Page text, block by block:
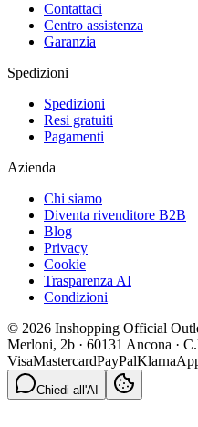
Contattaci
Centro assistenza
Garanzia
Spedizioni
Spedizioni
Resi gratuiti
Pagamenti
Azienda
Chi siamo
Diventa rivenditore B2B
Blog
Privacy
Cookie
Trasparenza AI
Condizioni
© 2026 Inshopping Official
Merloni, 2b · 60131 Ancona ·
VisaMastercardPayPalKlarna
Chiedi all'AI